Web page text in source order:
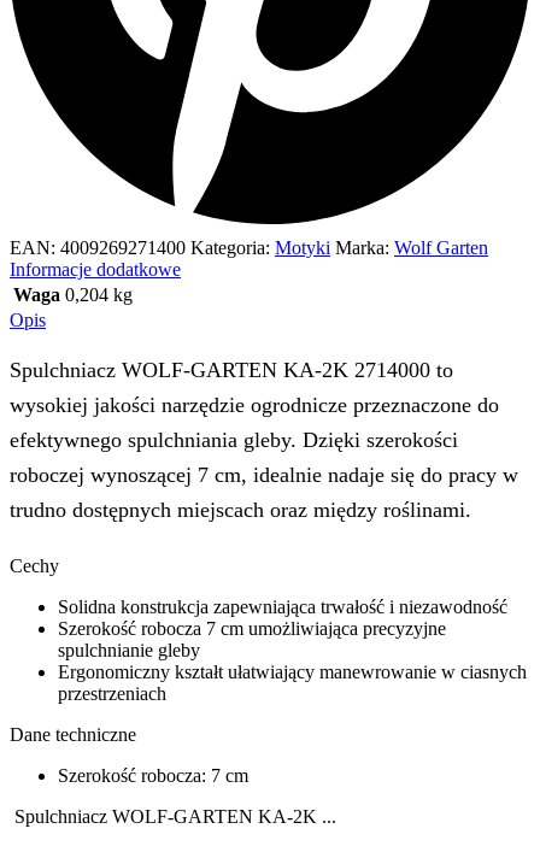
EAN: 4009269271400 Kategoria: Motyki Marka: Wolf Garten
Informacje dodatkowe
Waga 0,204 kg
Opis
Spulchniacz WOLF-GARTEN KA-2K 2714000 to
wysokiej jakości narzędzie ogrodnicze przeznaczone do
efektywnego spulchniania gleby. Dzięki szerokości
roboczej wynoszącej 7 cm, idealnie nadaje się do pracy w
trudno dostępnych miejscach oraz między roślinami.
Cechy
Solidna konstrukcja zapewniająca trwałość i niezawodność
Szerokość robocza 7 cm umożliwiająca precyzyjne
spulchnianie gleby
Ergonomiczny kształt ułatwiający manewrowanie w ciasnych
przestrzeniach
Dane techniczne
Szerokość robocza: 7 cm
Spulchniacz WOLF-GARTEN KA-2K ...